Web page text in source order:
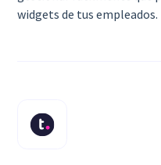
widgets de tus empleados.